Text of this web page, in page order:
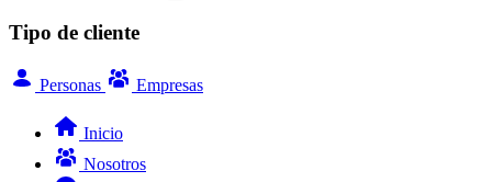
Tipo de cliente
Personas Empresas
Inicio
Nosotros